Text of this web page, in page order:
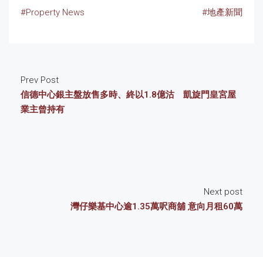
#Property News #地產新聞
Prev Post
信德中心銀主盤放售多時、終以1.8億沽 凱旋門皇宮屋
業主曾持有
Next post
灣仔樂基中心逾1.35萬呎商舖 意向月租60萬